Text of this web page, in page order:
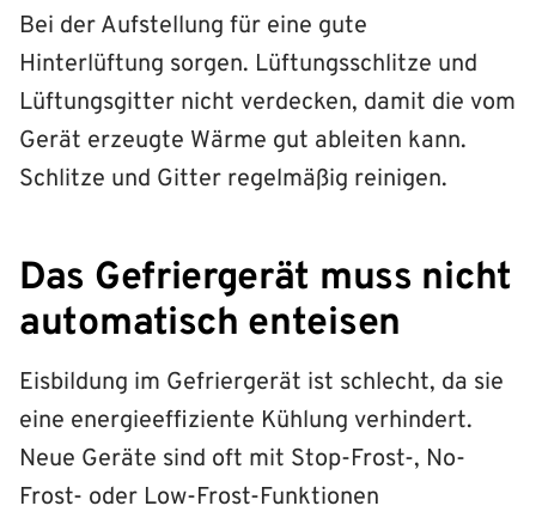
Bei der Aufstellung für eine gute
Hinterlüftung sorgen. Lüftungsschlitze und
Lüftungsgitter nicht verdecken, damit die vom
Gerät erzeugte Wärme gut ableiten kann.
Schlitze und Gitter regelmäßig reinigen.
Das Gefriergerät muss nicht
automatisch enteisen
Eisbildung im Gefriergerät ist schlecht, da sie
eine energieeffiziente Kühlung verhindert.
Neue Geräte sind oft mit Stop-Frost-, No-
Frost- oder Low-Frost-Funktionen